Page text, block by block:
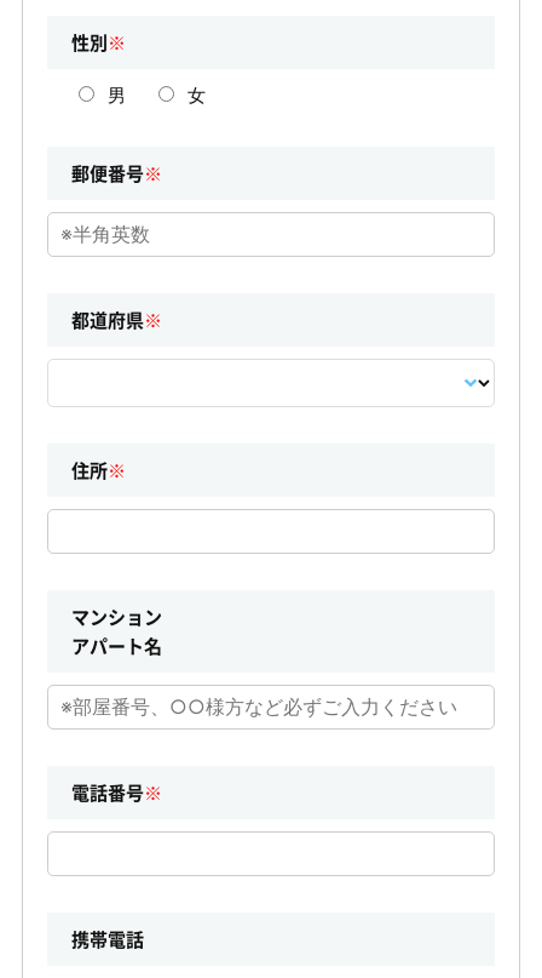
性別※
男 女
郵便番号※
都道府県※
住所※
マンション
アパート名
電話番号※
携帯電話